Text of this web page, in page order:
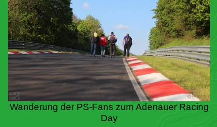
Wanderung der PS-Fans zum Adenauer Racing
Day